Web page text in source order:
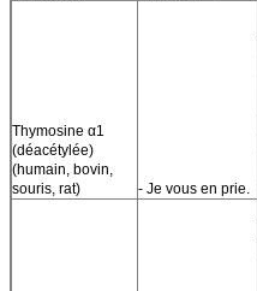
Thymosine α1
(déacétylée)
(humain, bovin,
souris, rat)
- Je vous en prie.